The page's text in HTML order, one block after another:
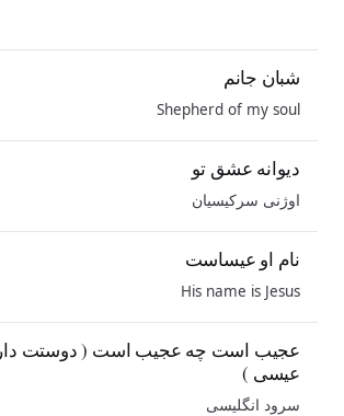
شبان جانم
Shepherd of my soul
دیوانه عشق تو
اوژنی سرکیسیان
نام او عیساست
His name is Jesus
عجیب است چه عجیب است ( دوستت
عیسی )
سرود انگلیسی